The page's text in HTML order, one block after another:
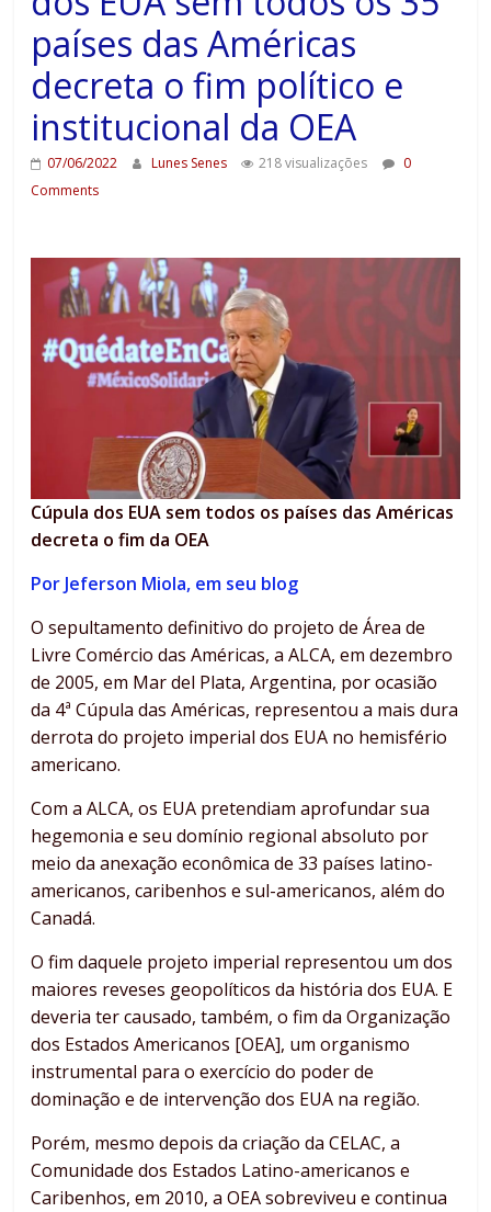
países das Américas
decreta o fim político e
institucional da OEA
07/06/2022 Lunes Senes 218 visualizações
0
Comments
Cúpula dos EUA sem todos os países das Américas
decreta o fim da OEA
Por Jeferson Miola, em seu blog
O sepultamento definitivo do projeto de Área de
Livre Comércio das Américas, a ALCA, em dezembro
de 2005, em Mar del Plata, Argentina, por ocasião
da 4ª Cúpula das Américas, representou a mais dura
derrota do projeto imperial dos EUA no hemisfério
americano.
Com a ALCA, os EUA pretendiam aprofundar sua
hegemonia e seu domínio regional absoluto por
meio da anexação econômica de 33 países latino-
americanos, caribenhos e sul-americanos, além do
Canadá.
O fim daquele projeto imperial representou um dos
maiores reveses geopolíticos da história dos EUA. E
deveria ter causado, também, o fim da Organização
dos Estados Americanos [OEA], um organismo
instrumental para o exercício do poder de
dominação e de intervenção dos EUA na região.
Porém, mesmo depois da criação da CELAC, a
Comunidade dos Estados Latino-americanos e
Caribenhos, em 2010, a OEA sobreviveu e continua